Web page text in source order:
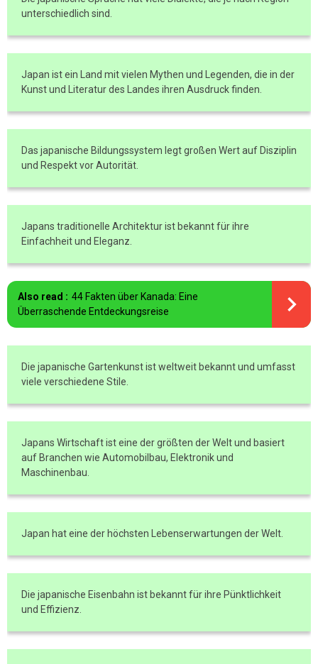
unterschiedlich sind.
Japan ist ein Land mit vielen Mythen und Legenden, die in der
Kunst und Literatur des Landes ihren Ausdruck finden.
Das japanische Bildungssystem legt großen Wert auf Disziplin
und Respekt vor Autorität.
Japans traditionelle Architektur ist bekannt für ihre
Einfachheit und Eleganz.
Also read : 44 Fakten über Kanada: Eine
Überraschende Entdeckungsreise
Die japanische Gartenkunst ist weltweit bekannt und umfasst
viele verschiedene Stile.
Japans Wirtschaft ist eine der größten der Welt und basiert
auf Branchen wie Automobilbau, Elektronik und
Maschinenbau.
Japan hat eine der höchsten Lebenserwartungen der Welt.
Die japanische Eisenbahn ist bekannt für ihre Pünktlichkeit
und Effizienz.